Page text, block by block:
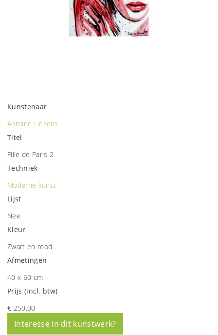
Kunstenaar
Antoine Liesens
Titel
Fille de Paris 2
Techniek
Moderne kunst
Lijst
Nee
Kleur
Zwart en rood
Afmetingen
40 x 60 cm
Prijs (incl. btw)
€ 250,00
Interesse in dit kunstwerk?